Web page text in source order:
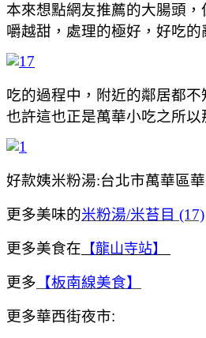
本來想點網友推薦的大腸頭
嚼越甜，處理的極好，好吃
吃的過程中，附近的鄰居都
也許這也正是萬華小吃之所以
好款姨米粉湯:台北市萬華區
更多美味的米粉湯/米苔目 (17)
更多美食在 【龍山寺站】
更多 【板南線美食】
更多華西街夜市: